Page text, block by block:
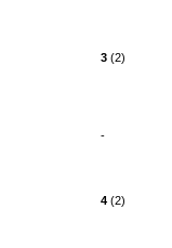
3 (2)
-
4 (2)